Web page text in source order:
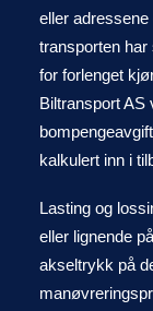
eller
transporten har
for forlenget
Biltransport AS
kalkulert inn i
Lasting og
eller lignende
akseltrykk på